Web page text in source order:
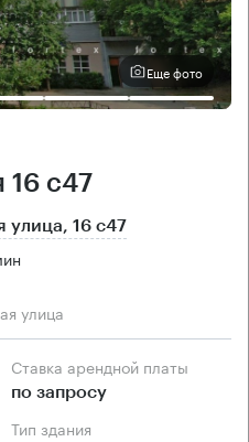
Еще фото
с47
16 с47
улица
Ставка арендной платы
по запросу
Тип здания